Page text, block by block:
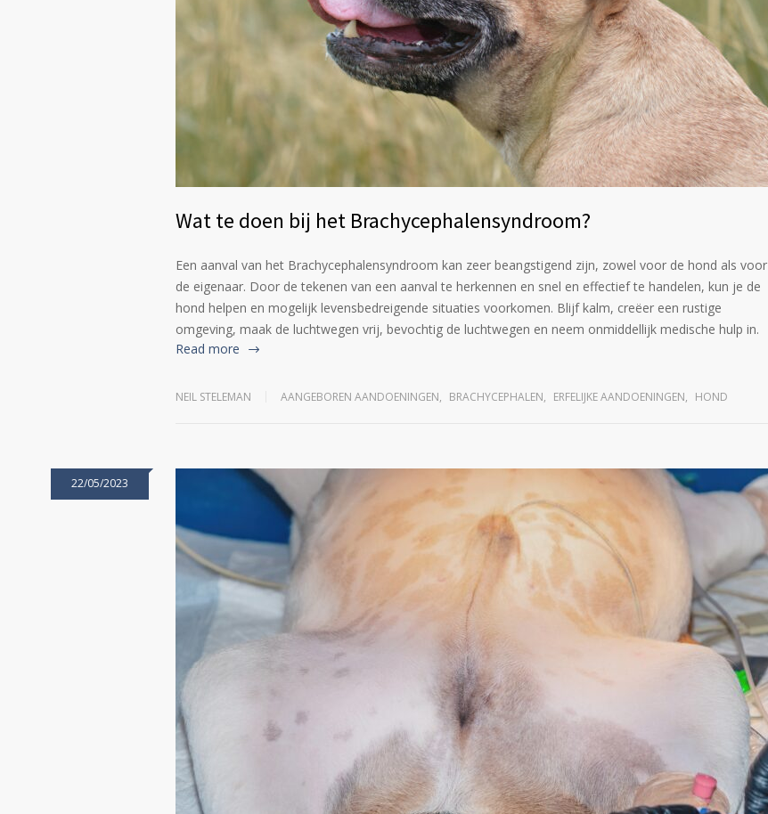
Wat te doen bij het Brachycephalensyndroom?
Een aanval van het Brachycephalensyndroom kan zeer beangstigend zijn, zowel voor de hond als voor
de eigenaar. Door de tekenen van een aanval te herkennen en snel en effectief te handelen, kun je de
hond helpen en mogelijk levensbedreigende situaties voorkomen. Blijf kalm, creëer een rustige
omgeving, maak de luchtwegen vrij, bevochtig de luchtwegen en neem onmiddellijk medische hulp in.
Read more
NEIL STELEMAN AANGEBOREN AANDOENINGEN, BRACHYCEPHALEN, ERFELIJKE AANDOENINGEN, HOND
22/05/2023